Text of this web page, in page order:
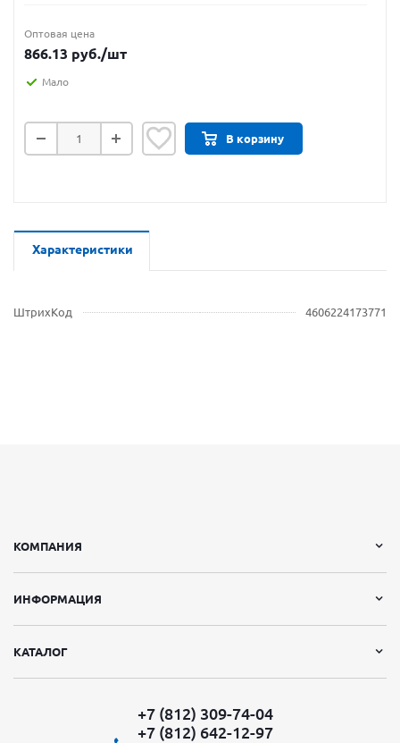
Оптовая цена
866.13 руб./шт
Мало
В корзину
Характеристики
ШтрихКод 4606224173771
КОМПАНИЯ
ИНФОРМАЦИЯ
КАТАЛОГ
+7 (812) 309-74-04
+7 (812) 642-12-97